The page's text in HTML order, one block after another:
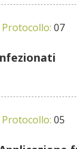
Protocollo: 07
Protocollo: 05